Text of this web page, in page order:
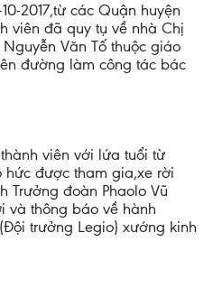
2017,từ các Quận huyện
viên đã quy tụ về nhà Chị
Văn Tố thuộc giáo
đường làm công tác bác
viên với lứa tuổi từ
hức được tham gia,xe rời
Trưởng đoàn Phaolo Vũ
và thông báo về hành
trưởng Legio) xướng kinh